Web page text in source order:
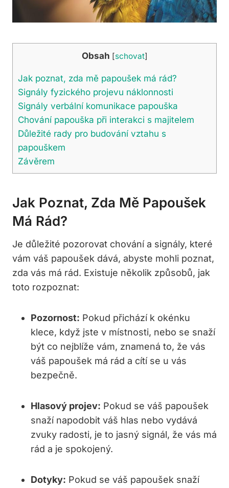
Obsah [schovat]
Jak poznat, zda mě papoušek má rád?
Signály fyzického projevu náklonnosti
Signály verbální⁣ komunikace papouška
Chování papouška při ⁣interakci s majitelem
Důležité rady pro budování vztahu s
papouškem
Závěrem
Jak Poznat, Zda Mě Papoušek
Má Rád?
Je důležité⁣ pozorovat chování a signály, které
vám váš papoušek dává, abyste mohli poznat,
zda vás​ má ​rád. Existuje několik způsobů, jak
toto rozpoznat:
Pozornost: Pokud přichází k okénku⁤
klece, když​ jste v místnosti, nebo se⁤ snaží
být co‍ nejblíže vám, znamená to, že vás
váš papoušek ‍má rád a cítí se u vás
bezpečně.
Hlasový projev: Pokud se váš papoušek
snaží napodobit váš hlas nebo vydává
zvuky radosti, je to ⁢jasný signál, že vás má
rád a je spokojený.
Dotyky: Pokud se váš papoušek snaží